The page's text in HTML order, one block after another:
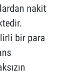
nakit
bir para